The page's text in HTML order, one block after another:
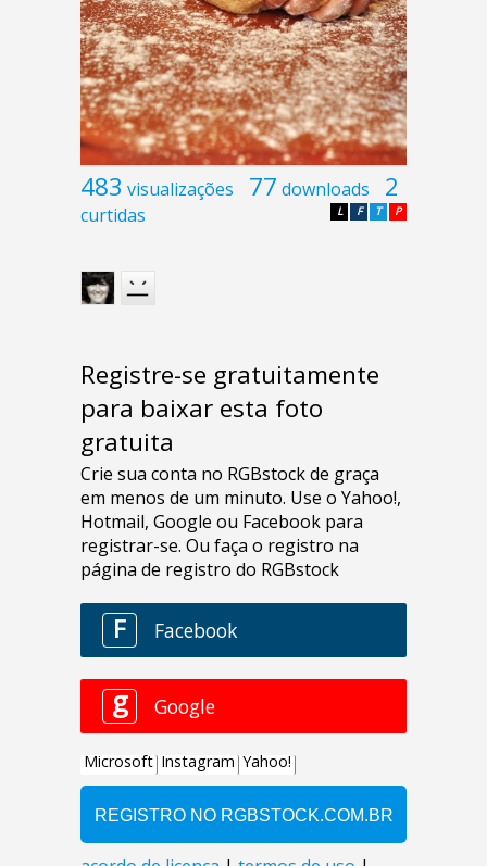
483 visualizações 77 downloads 2
curtidas P
T
F
L
Registre-se gratuitamente
para baixar esta foto
gratuita